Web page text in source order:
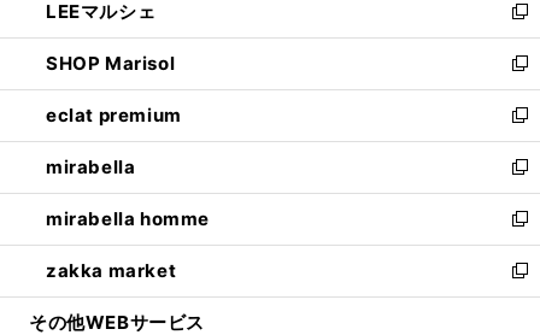
く
で
開
く
ド
ウ
で
開
く
ィ
ン
ド
ウ
で
開
く
い
ウ
ィ
ン
ド
ウ
で
開
く
LEEマルシェ
新
し
い
ウ
ィ
ン
ド
ウ
で
開
く
SHOP Marisol
新
し
い
ウ
ィ
ン
ド
ウ
で
開
eclat premium
新
し
い
ウ
ィ
ン
ド
ウ
mirabella
新
し
い
ウ
ィ
ン
mirabella homme
新
し
い
ウ
zakka market
新
し
その他WEBサービス